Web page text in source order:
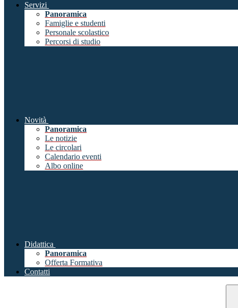
Servizi
Panoramica
Famiglie e studenti
Personale scolastico
Percorsi di studio
Novità
Panoramica
Le notizie
Le circolari
Calendario eventi
Albo online
Didattica
Panoramica
Offerta Formativa
Contatti